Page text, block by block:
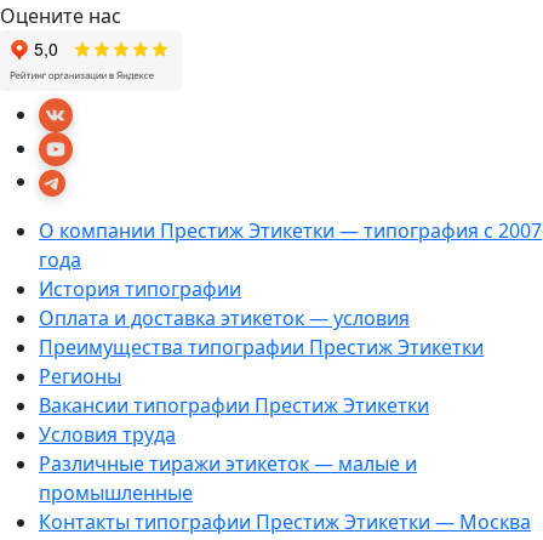
Оцените нас
О компании Престиж Этикетки — типография с 2007
года
История типографии
Оплата и доставка этикеток — условия
Преимущества типографии Престиж Этикетки
Регионы
Вакансии типографии Престиж Этикетки
Условия труда
Различные тиражи этикеток — малые и
промышленные
Контакты типографии Престиж Этикетки — Москва